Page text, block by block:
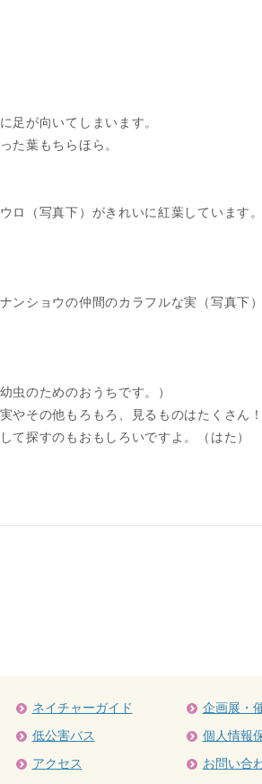
足が向いてしまいます。
た葉もちらほら。
ロ（写真下）がきれいに紅葉しています。
ンショウの仲間のカラフルな実（写真下）
虫のためのおうちです。）
やその他もろもろ、見るものはたくさん！
て探すのもおもしろいですよ。（はた）
ネイチャーガイド
低公害バス
アクセス
企画展・
個人情報
お問い合